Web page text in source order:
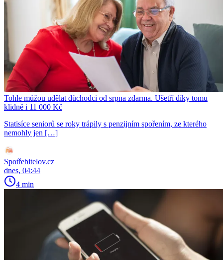
Tohle můžou udělat důchodci od srpna zdarma. Ušetří díky tomu
klidně i 11 000 Kč
Statisíce seniorů se roky trápily s penzijním spořením, ze kterého
nemohly jen […]
Spotřebitelov.cz
dnes, 04:44
4 min